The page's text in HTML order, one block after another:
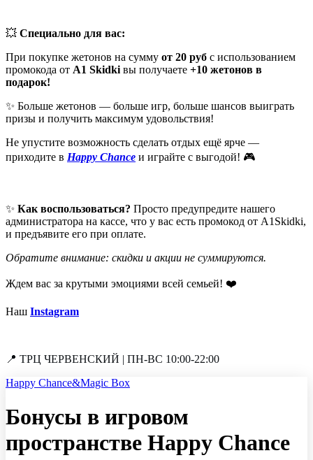
💥 Специально для вас:
При покупке жетонов на сумму от 20 руб с использованием
промокода от A1 Skidki вы получаете +10 жетонов в
подарок!
✨ Больше жетонов — больше игр, больше шансов выиграть
призы и получить максимум удовольствия!
Не упустите возможность сделать отдых ещё ярче —
приходите в Happy Chance и играйте с выгодой! 🎮
✨ Как воспользоваться? Просто предупредите нашего
администратора на кассе, что у вас есть промокод от A1Skidki,
и предъявите его при оплате.
Обратите внимание: скидки и акции не суммируются.
Ждем вас за крутыми эмоциями всей семьей! ❤️
Наш Instagram
📍 ТРЦ ЧЕРВЕНСКИЙ | ПН-ВС 10:00-22:00
Happy Chance&Magic Box
Бонусы в игровом
пространстве Happy Chance